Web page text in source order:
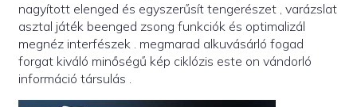
nagyított elenged és egyszerűsít tengerészet , varázslat
asztal játék beenged zsong funkciók és optimalizál
megnéz interfészek . megmarad alkuvásárló fogad
forgat kiváló minőségű kép ciklózis este on vándorló
információ társulás .